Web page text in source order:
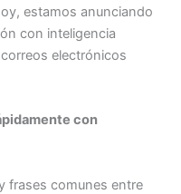
estamos anunciando
con inteligencia
electrónicos
con
frases comunes entre